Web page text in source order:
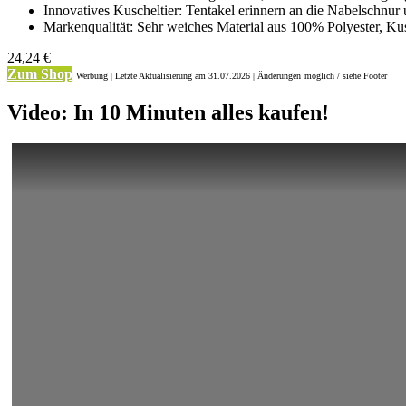
Innovatives Kuscheltier: Tentakel erinnern an die Nabelschnur
Markenqualität: Sehr weiches Material aus 100% Polyester,
24,24 €
Zum Shop Werbung | Letzte Aktualisierung am 31.07.2026 | Änderungen möglich / siehe Footer
Video: In 10 Minuten alles kaufen!